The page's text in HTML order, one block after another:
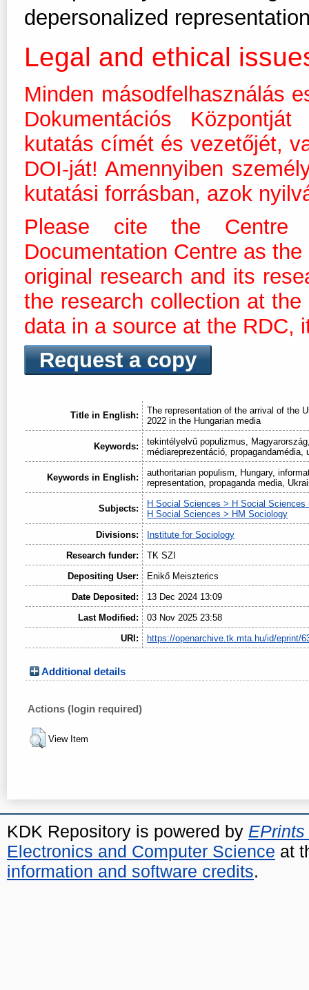
depersonalized
Legal and ethical
Minden másodfelhasználás
Dokumentációs
kutatás címét és vezetőjét,
DOI-ját! Amennyiben
kutatási forrásban, azok
Please cite the Centre
Documentation Centre as
original research and its
the research collection at
data in a source at the RDC,
Request a copy
Title in English:
The representation of the arrival of the
2022 in the Hungarian media
Keywords:
tekintélyelvű populizmus,
médiareprezentáció, propagandamédia,
Keywords in English:
authoritarian populism, Hungary,
representation, propaganda media,
Subjects:
H Social Sciences > H Social Sciences
H Social Sciences > HM Sociology
Divisions:
Institute for Sociology
Research funder:
TK SZI
Depositing User:
Enikő Meiszterics
Date Deposited:
13 Dec 2024 13:09
Last Modified:
03 Nov 2025 23:58
URI:
https://openarchive.tk.mta.hu/id/eprint/
Additional details
Actions (login required)
View Item
KDK Repository is powered by EPrints
Electronics and Computer Science at
information and software credits.